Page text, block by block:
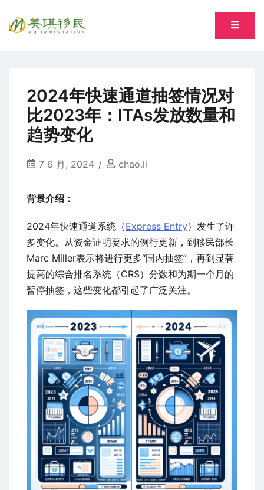
专注萨省持牌移民专业顾问 Song, Tiantian R520277
2024年快速通道抽签情况对
比2023年：ITAs发放数量和
趋势变化
7 6 月, 2024 chao.li
背景介绍：
2024年快速通道系统（Express Entry）发生了许
多变化。从资金证明要求的例行更新，到移民部长
Marc Miller表示将进行更多“国内抽签”，再到显著
提高的综合排名系统（CRS）分数和为期一个月的
暂停抽签，这些变化都引起了广泛关注。